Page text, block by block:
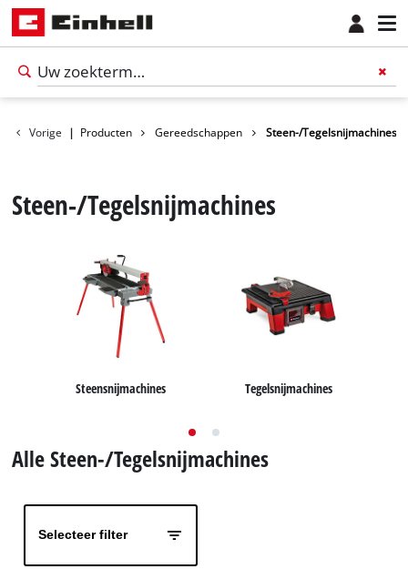
Vorige | Producten Gereedschappen Steen-/Tegelsnijmachines
Steen-/Tegelsnijmachines
Steensnijmachines Tegelsnijmachines
Alle Steen-/Tegelsnijmachines
Selecteer filter